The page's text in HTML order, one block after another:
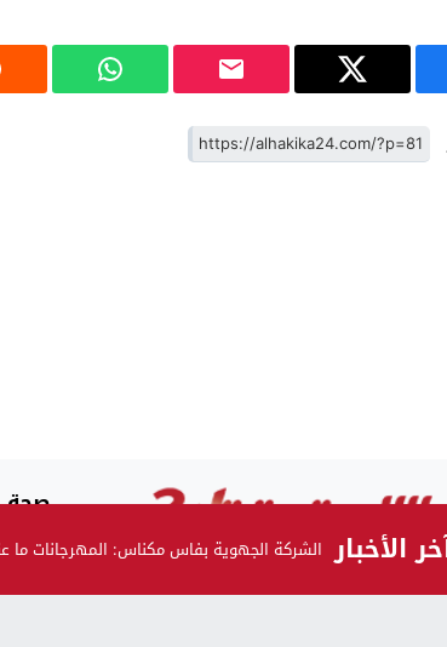
الرأي و الرأي الآخر
صحة
الأخبار الشركة الجهوية بفاس مكناس: المهرجانات ما